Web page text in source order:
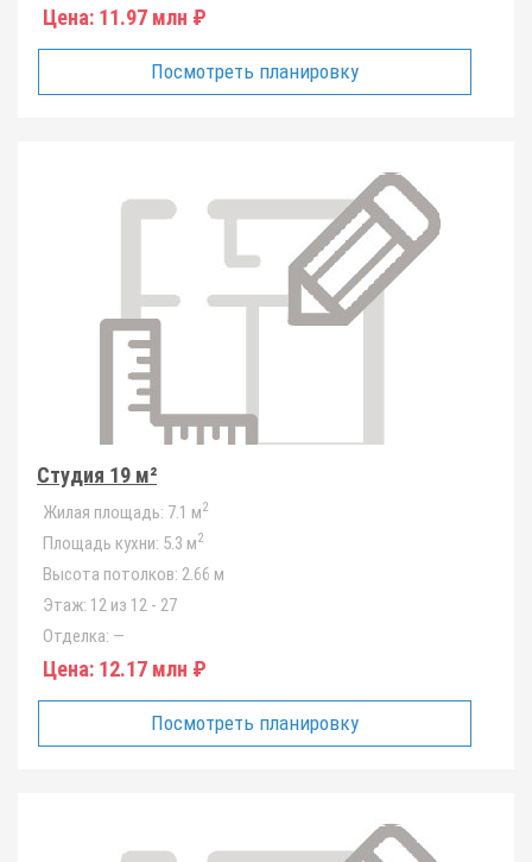
Цена: 11.97 млн ₽
Посмотреть планировку
Студия 19 м²
Жилая площадь: 7.1 м2
Площадь кухни: 5.3 м2
Высота потолков: 2.66 м
Этаж: 12 из 12 - 27
Отделка: —
Цена: 12.17 млн ₽
Посмотреть планировку